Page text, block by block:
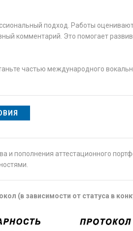
подход. Работы
комментарий. Это помогает
частью международного
и пополнения аттестационного
(в зависимости от статуса в